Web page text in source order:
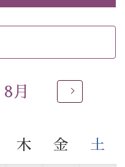
じめとした和定食
段がございます。 予め
月
木 金 土